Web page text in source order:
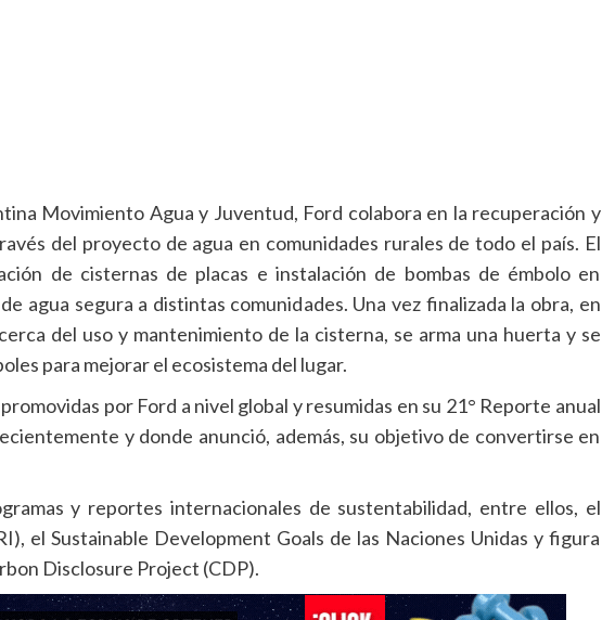
Movimiento Agua y Juventud, Ford colabora en la recuperación y
del proyecto de agua en comunidades rurales de todo el país. El
de cisternas de placas e instalación de bombas de émbolo en
agua segura a distintas comunidades. Una vez finalizada la obra, en
del uso y mantenimiento de la cisterna, se arma una huerta y se
para mejorar el ecosistema del lugar.
por Ford a nivel global y resumidas en su 21° Reporte anual
y donde anunció, además, su objetivo de convertirse en
y reportes internacionales de sustentabilidad, entre ellos, el
el Sustainable Development Goals de las Naciones Unidas y figura
Disclosure Project (CDP).